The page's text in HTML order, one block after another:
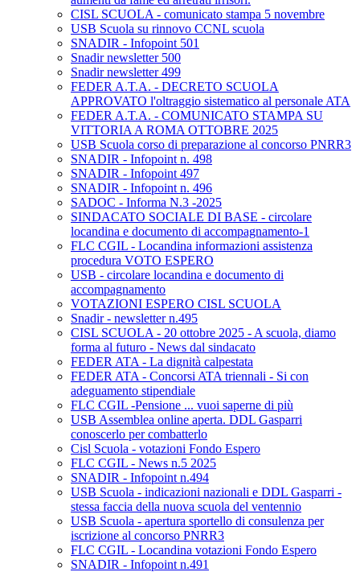
CISL SCUOLA - comunicato stampa 5 novembre
USB Scuola su rinnovo CCNL scuola
SNADIR - Infopoint 501
Snadir newsletter 500
Snadir newsletter 499
FEDER A.T.A. - DECRETO SCUOLA
APPROVATO l'oltraggio sistematico al personale ATA
FEDER A.T.A. - COMUNICATO STAMPA SU
VITTORIA A ROMA OTTOBRE 2025
USB Scuola corso di preparazione al concorso PNRR3
SNADIR - Infopoint n. 498
SNADIR - Infopoint 497
SNADIR - Infopoint n. 496
SADOC - Informa N.3 -2025
SINDACATO SOCIALE DI BASE - circolare
locandina e documento di accompagnamento-1
FLC CGIL - Locandina informazioni assistenza
procedura VOTO ESPERO
USB - circolare locandina e documento di
accompagnamento
VOTAZIONI ESPERO CISL SCUOLA
Snadir - newsletter n.495
CISL SCUOLA - 20 ottobre 2025 - A scuola, diamo
forma al futuro - News dal sindacato
FEDER ATA - La dignità calpestata
FEDER ATA - Concorsi ATA triennali - Si con
adeguamento stipendiale
FLC CGIL -Pensione ... vuoi saperne di più
USB Assemblea online aperta. DDL Gasparri
conoscerlo per combatterlo
Cisl Scuola - votazioni Fondo Espero
FLC CGIL - News n.5 2025
SNADIR - Infopoint n.494
USB Scuola - indicazioni nazionali e DDL Gasparri -
stessa faccia della nuova scuola del ventennio
USB Scuola - apertura sportello di consulenza per
iscrizione al concorso PNRR3
FLC CGIL - Locandina votazioni Fondo Espero
SNADIR - Infopoint n.491